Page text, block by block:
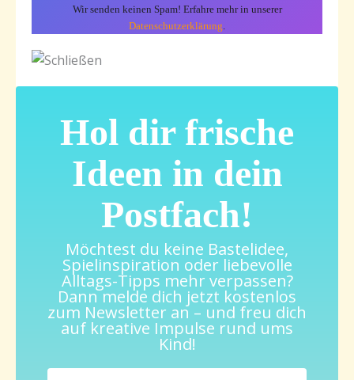
Wir senden keinen Spam! Erfahre mehr in unserer
Datenschutzerklärung
Hol dir frische
Ideen in dein
Postfach!
Möchtest du keine Bastelidee,
Spielinspiration oder liebevolle
Alltags-Tipps mehr verpassen?
Dann melde dich jetzt kostenlos
zum Newsletter an – und freu dich
auf kreative Impulse rund ums
Kind!